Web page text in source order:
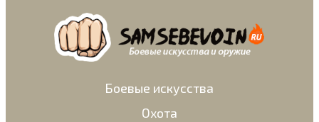
Боевые искусства
Охота